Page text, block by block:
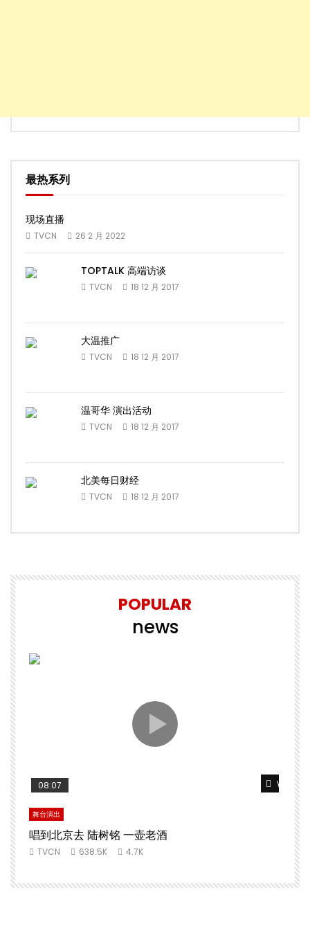
最热系列
现场直播
TVCN 26 2 月 2022
TOPTALK 高端访谈
TVCN 18 12 月 2017
大温推广
TVCN 18 12 月 2017
温哥华 演出活动
TVCN 18 12 月 2017
北美每日财经
TVCN 18 12 月 2017
POPULAR
news
Watch
08:07
舞台演出
唱到北京去 陆树铭 一壶老酒
TVCN 638.5K 4.7K